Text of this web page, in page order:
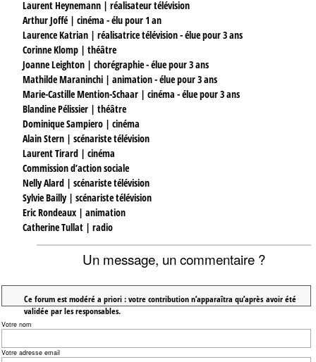
Laurent Heynemann | réalisateur télévision
Arthur Joffé | cinéma - élu pour 1 an
Laurence Katrian | réalisatrice télévision - élue pour 3 ans
Corinne Klomp | théâtre
Joanne Leighton | chorégraphie - élue pour 3 ans
Mathilde Maraninchi | animation - élue pour 3 ans
Marie-Castille Mention-Schaar | cinéma - élue pour 3 ans
Blandine Pélissier | théâtre
Dominique Sampiero | cinéma
Alain Stern | scénariste télévision
Laurent Tirard | cinéma
Commission d’action sociale
Nelly Alard | scénariste télévision
Sylvie Bailly | scénariste télévision
Eric Rondeaux | animation
Catherine Tullat | radio
Un message, un commentaire ?
Ce forum est modéré a priori : votre contribution n’apparaîtra qu’après avoir été
validée par les responsables.
Votre nom
Votre adresse email